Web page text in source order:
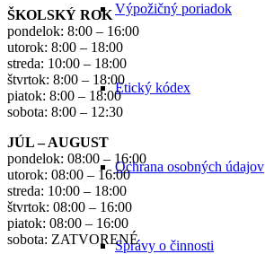
Výpožičný poriadok
Etický kódex
Ochrana osobných údajov
Správy o činnosti
ŠKOLSKÝ ROK
pondelok: 8:00 – 16:00
utorok: 8:00 – 18:00
streda: 10:00 – 18:00
štvrtok: 8:00 – 18:00
piatok: 8:00 – 18:00
sobota: 8:00 – 12:30
JÚL – AUGUST
pondelok: 08:00 – 16:00
utorok: 08:00 – 16:00
streda: 10:00 – 18:00
štvrtok: 08:00 – 16:00
piatok: 08:00 – 16:00
sobota: ZATVORENÉ